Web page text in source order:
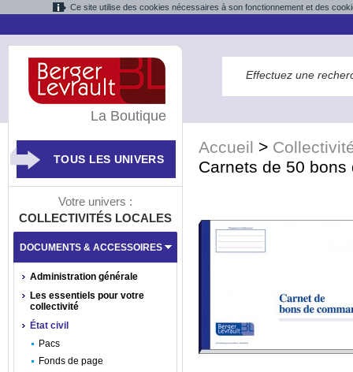
Ce site utilise des cookies nécessaires à son fonctionnement et des
Accueil >
Carnets de 50
La Boutique
TOUS LES UNIVERS
Votre univers :
COLLECTIVITÉS LOCALES
DOCUMENTS & ACCESSOIRES
Administration générale
Les essentiels pour votre
collectivité
État civil
Pacs
Fonds de page